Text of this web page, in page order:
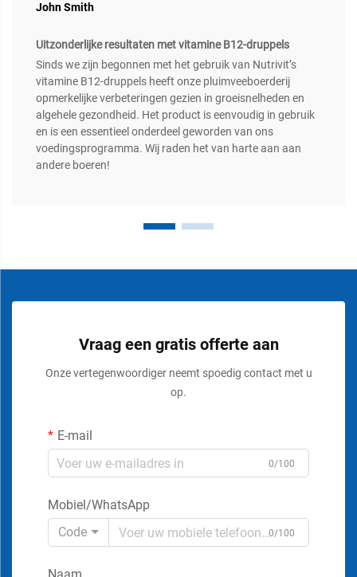
John Smith
Uitzonderlijke resultaten met vitamine B12-druppels
Sinds we zijn begonnen met het gebruik van Nutrivit’s
vitamine B12-druppels heeft onze pluimveeboerderij
opmerkelijke verbeteringen gezien in groeisnelheden en
algehele gezondheid. Het product is eenvoudig in gebruik
en is een essentieel onderdeel geworden van ons
voedingsprogramma. Wij raden het van harte aan aan
andere boeren!
Vraag een gratis offerte aan
Onze vertegenwoordiger neemt spoedig contact met u
op.
E-mail
0/100
Mobiel/WhatsApp
Code
0/100